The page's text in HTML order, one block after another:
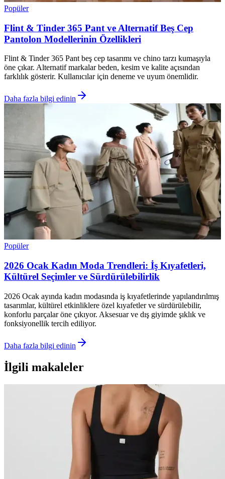
Popüler
Flint & Tinder 365 Pant ve Alternatif Beş Cep
Pantolon Modellerinin Özellikleri
Flint & Tinder 365 Pant beş cep tasarımı ve chino tarzı kumaşıyla
öne çıkar. Alternatif markalar beden, kesim ve kalite açısından
farklılık gösterir. Kullanıcılar için deneme ve uyum önemlidir.
Daha fazla bilgi edinin
Popüler
2026 Ocak Kadın Moda Trendleri: İş Kıyafetleri,
Kültürel Seçimler ve Sürdürülebilirlik
2026 Ocak ayında kadın modasında iş kıyafetlerinde yapılandırılmış
tasarımlar, kültürel etkinliklere özel kıyafetler ve sürdürülebilir,
konforlu parçalar öne çıkıyor. Aksesuar ve dış giyimde şıklık ve
fonksiyonellik tercih ediliyor.
Daha fazla bilgi edinin
İlgili makaleler